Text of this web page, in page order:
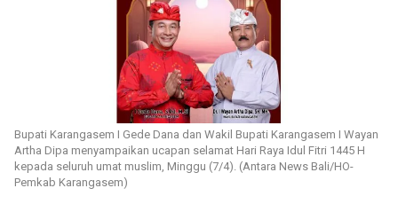
Bupati Karangasem I Gede Dana dan Wakil Bupati Karangasem I Wayan
Artha Dipa menyampaikan ucapan selamat Hari Raya Idul Fitri 1445 H
kepada seluruh umat muslim, Minggu (7/4). (Antara News Bali/HO-
Pemkab Karangasem)